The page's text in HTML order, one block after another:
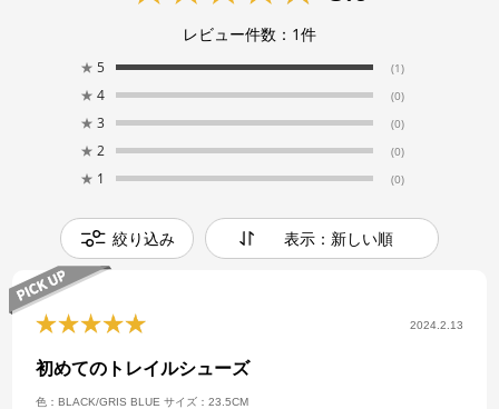
レビュー件数： 1件
★ 5 (1)
★ 4 (0)
★ 3 (0)
★ 2 (0)
★ 1 (0)
絞り込み 表示：新しい順
2024.2.13
初めてのトレイルシューズ
色：BLACK/GRIS BLUE サイズ：23.5CM